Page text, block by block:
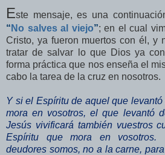
Este mensaje, es una
“ No salves al viejo”; en el cual
Cristo, ya fueron muertos con él, y
tratar de salvar lo que Dios ya
forma práctica que nos enseña el
cabo la tarea de la cruz en nosotros.
Y si el Espíritu de aquel que
mora en vosotros, el que levantó
Jesús vivificará también vuestros
Espíritu que mora en
deudores somos, no a la carne,